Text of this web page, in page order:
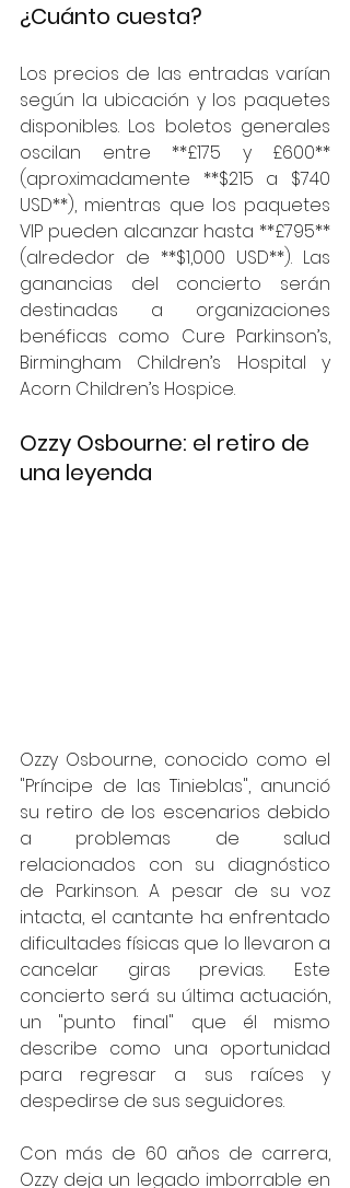
¿Cuánto cuesta?
Los precios de las entradas varían
según la ubicación y los paquetes
disponibles. Los boletos generales
oscilan entre **£175 y £600**
(aproximadamente **$215 a $740
USD**), mientras que los paquetes
VIP pueden alcanzar hasta **£795**
(alrededor de **$1,000 USD**). Las
ganancias del concierto serán
destinadas a organizaciones
benéficas como Cure Parkinson’s,
Birmingham Children’s Hospital y
Acorn Children’s Hospice.
Ozzy Osbourne: el retiro de
una leyenda
Ozzy Osbourne, conocido como el
"Príncipe de las Tinieblas", anunció
su retiro de los escenarios debido
a problemas de salud
relacionados con su diagnóstico
de Parkinson. A pesar de su voz
intacta, el cantante ha enfrentado
dificultades físicas que lo llevaron a
cancelar giras previas. Este
concierto será su última actuación,
un "punto final" que él mismo
describe como una oportunidad
para regresar a sus raíces y
despedirse de sus seguidores.
Con más de 60 años de carrera,
Ozzy deja un legado imborrable en